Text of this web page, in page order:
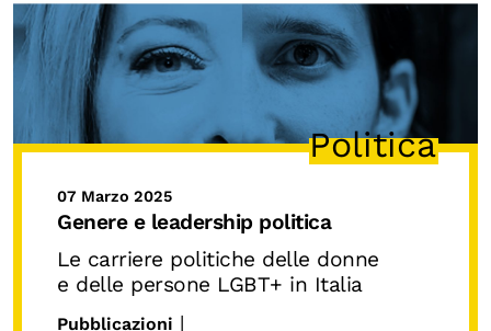
Politica
07 Marzo 2025
Genere e leadership politica
Le carriere politiche delle donne
e delle persone LGBT+ in Italia
Pubblicazioni |